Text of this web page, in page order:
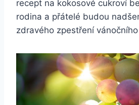
recept na kokosové cukroví
rodina a přátelé budou
zdravého zpestření